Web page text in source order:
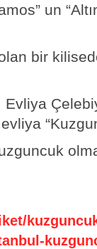
un
bir